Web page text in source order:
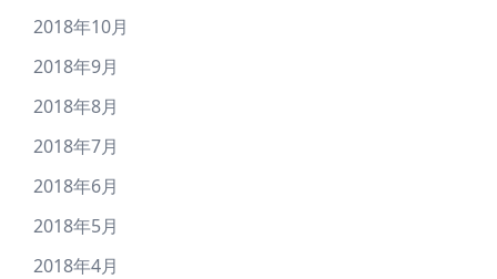
2018年10月
2018年9月
2018年8月
2018年7月
2018年6月
2018年5月
2018年4月